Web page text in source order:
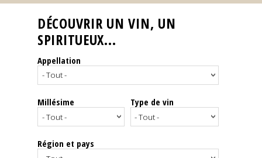
Reportages
Nos
Spiritueux
Notes
dégustation
DÉCOUVRIR UN VIN, UN
SPIRITUEUX...
Appellation
Millésime Type de vin
Région et pays